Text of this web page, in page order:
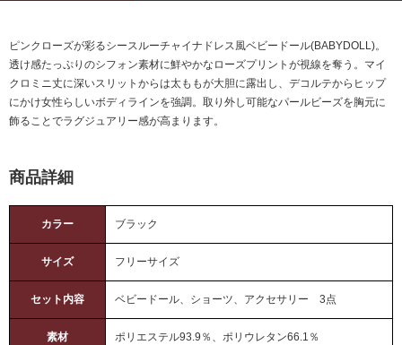
ピンクローズが彩るシースルーチャイナドレス風ベビードール(BABYDOLL)。
透け感たっぷりのシフォン素材に鮮やかなローズプリントが視線を奪う。マイ
クロミニ丈に深いスリットからは太ももが大胆に露出し、デコルテからヒップ
にかけ女性らしいボディラインを強調。取り外し可能なパールビーズを胸元に
飾ることでラグジュアリー感が高まります。
商品詳細
カラー ブラック
サイズ フリーサイズ
セット内容 ベビードール、ショーツ、アクセサリー 3点
素材 ポリエステル93.9％、ポリウレタン66.1％